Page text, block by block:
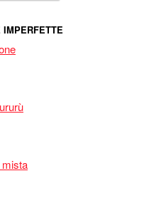
IMPERFETTE
mista